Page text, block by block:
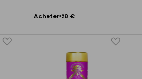
Acheter 28 €
Ajouter